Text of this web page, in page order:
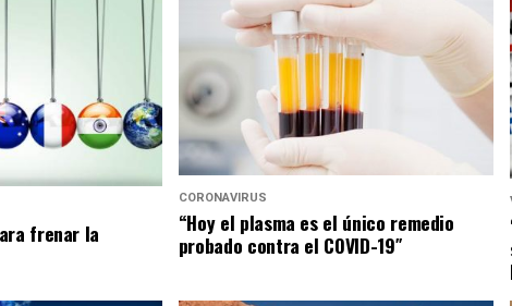
frenar la
CORONAVIRUS
“Hoy el plasma es el único remedio
probado contra el COVID-19″